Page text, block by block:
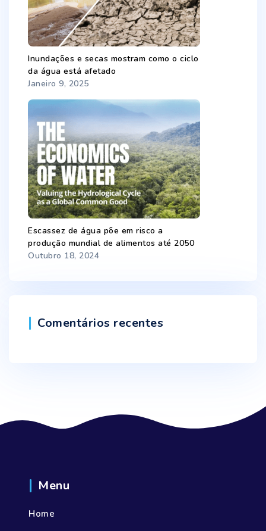
Inundações e secas mostram como o ciclo
da água está afetado
Janeiro 9, 2025
Escassez de água põe em risco a
produção mundial de alimentos até 2050
Outubro 18, 2024
Comentários recentes
Menu
Home